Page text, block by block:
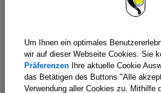
einschlägig sind. Für
Schadsoftware oder der
Software verursacht werden,
im Einzelfall erforderlich: Der
nicht für
Um Ihnen ein optimales
wir auf dieser Webseite Cookies. Sie
Präferenzen Ihre aktuelle Cookie
das Betätigen des Buttons "Alle
Verwendung aller Cookies zu. Mithilfe